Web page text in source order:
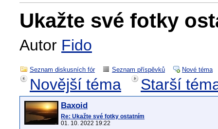
Ukažte své fotky
Autor Fido
Seznam diskusních fór Seznam příspěvků Nové téma
Novější téma Starší
Baxoid
Re: Ukažte své fotky ostatním
01. 10. 2022 19:22